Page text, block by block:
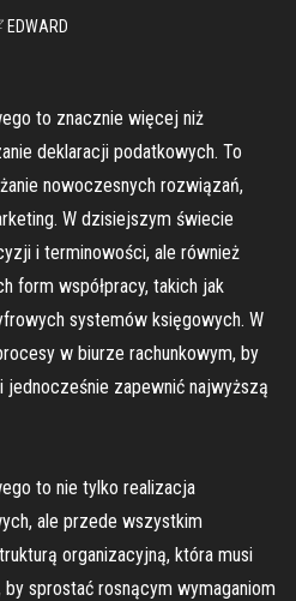
EDWARD
to znacznie więcej niż
deklaracji podatkowych. To
nowoczesnych rozwiązań,
W dzisiejszym świecie
i terminowości, ale również
form współpracy, takich jak
systemów księgowych. W
w biurze rachunkowym, by
zapewnić najwyższą
to nie tylko realizacja
ale przede wszystkim
organizacyjną, która musi
sprostać rosnącym wymaganiom